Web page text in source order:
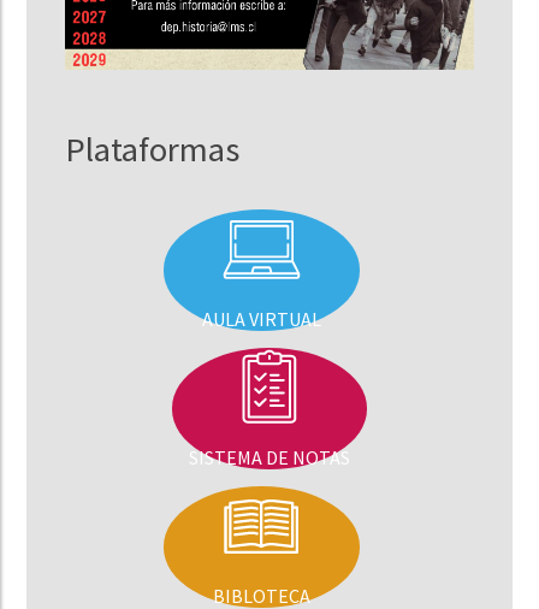
Plataformas
AULA VIRTUAL
SISTEMA DE NOTAS
BIBLOTECA